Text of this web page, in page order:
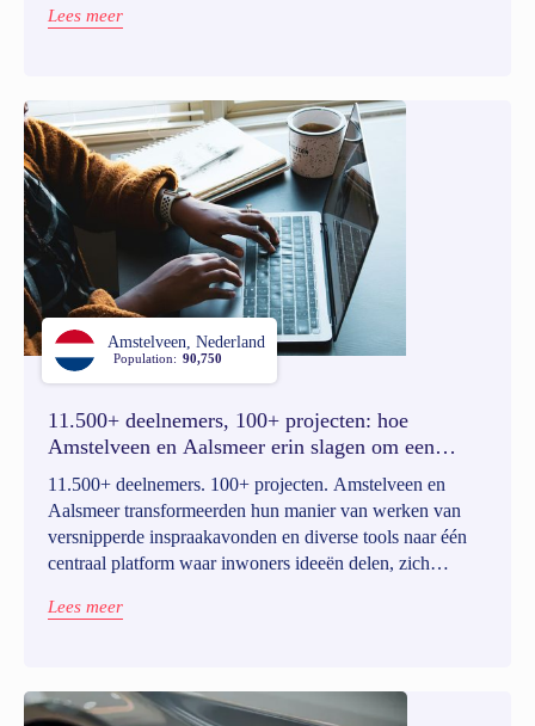
versnipperd en ad hoc verliep, groeide uit tot een
Lees meer
Amstelveen, Nederland
Population: 90,750
11.500+ deelnemers, 100+ projecten: hoe
Amstelveen en Aalsmeer erin slagen om een
sterke participatiecultuur uit te bouwen
11.500+ deelnemers. 100+ projecten. Amstelveen en
Aalsmeer transformeerden hun manier van werken van
versnipperde inspraakavonden en diverse tools naar één
centraal platform waar inwoners ideeën delen, zich
Go Vocal bouwden ze aan een sterke, schaalbare
Lees meer